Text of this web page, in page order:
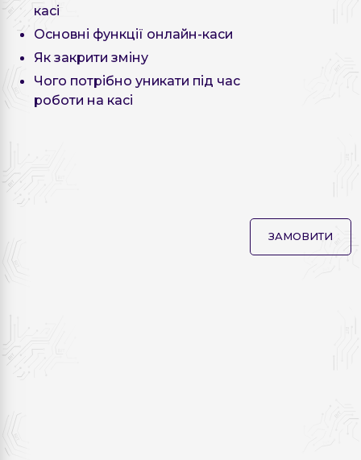
касі
Основні функції онлайн-каси
Як закрити зміну
Чого потрібно уникати під час
роботи на касі
ЗАМОВИТИ